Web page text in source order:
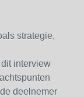
strategie,
interview
deelnemer